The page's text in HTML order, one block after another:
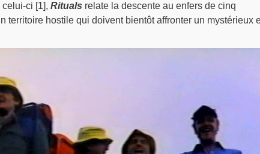
ci [1], Rituals relate la descente au enfers de cinq
territoire hostile qui doivent bientôt affronter un mystérieux